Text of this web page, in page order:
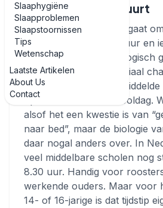
Slaaphygiëne
Slaapproblemen
Slaapstoornissen
Tips
Wetenschap
Laatste Artikelen
About Us
Contact
elke ochtend schuurt
Stel je voor: je wekker gaat
lichaam voelt als 3.30 uur en
dat je binnen een uur logisch
formules oplost en sociaal
ongeveer hoe een
op een doorsnee schooldag.
alsof het een kwestie is van
naar bed”, maar de biologie
daar nogal anders over. In
veel middelbare scholen nog
8.30 uur. Handig voor
werkende ouders. Maar voor
14- of 16-jarige is dat tijdstip